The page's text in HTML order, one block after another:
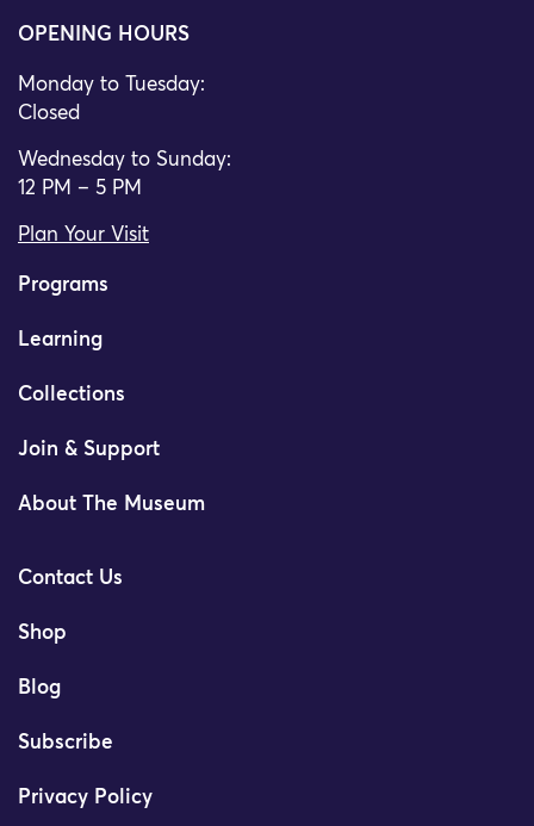
OPENING HOURS
Monday to Tuesday:
Closed
Wednesday to Sunday:
12 PM – 5 PM
Plan Your Visit
Programs
Learning
Collections
Join & Support
About The Museum
Contact Us
Shop
Blog
Subscribe
Privacy Policy